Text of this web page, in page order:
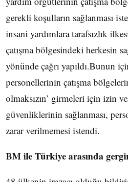
gerekli koşulların sağlanması
insani yardımlara tarafsızlık
çatışma bölgesindeki herkesin
yönünde çağrı yapıldı.Bunun
personellerinin çatışma
olmaksızın’ girmeleri için izin
güvenliklerinin sağlanması,
zarar verilmemesi istendi.
BM ile Türkiye arasında